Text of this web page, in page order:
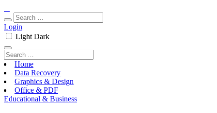
Login
Light Dark
Home
Data Recovery
Graphics & Design
Office & PDF
Educational & Business